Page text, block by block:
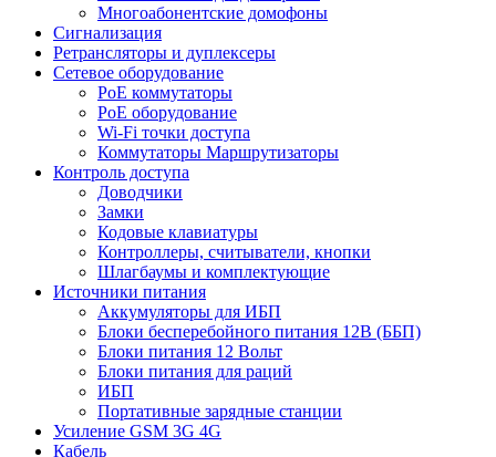
Многоабонентские домофоны
Сигнализация
Ретрансляторы и дуплексеры
Сетевое оборудование
PoE коммутаторы
PoE оборудование
Wi-Fi точки доступа
Коммутаторы Маршрутизаторы
Контроль доступа
Доводчики
Замки
Кодовые клавиатуры
Контроллеры, считыватели, кнопки
Шлагбаумы и комплектующие
Источники питания
Аккумуляторы для ИБП
Блоки бесперебойного питания 12В (ББП)
Блоки питания 12 Вольт
Блоки питания для раций
ИБП
Портативные зарядные станции
Усиление GSM 3G 4G
Кабель